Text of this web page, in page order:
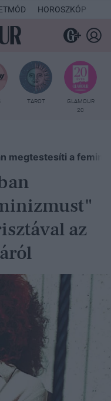
HOROSZKÓP
TAROT
GLAMOUR
20
megtestesíti a
az